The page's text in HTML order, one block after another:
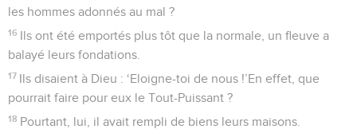
les hommes adonnés au mal ?
16 Ils ont été emportés plus tôt que la normale, un fleuve a
balayé leurs fondations.
17 Ils disaient à Dieu : ‘Eloigne-toi de nous !’En effet, que
pourrait faire pour eux le Tout-Puissant ?
18 Pourtant, lui, il avait rempli de biens leurs maisons.